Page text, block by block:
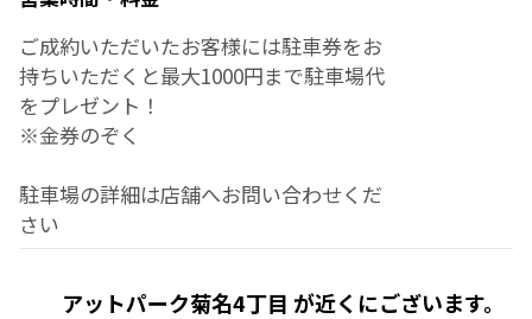
ご成約いただいたお客様には駐車券をお
持ちいただくと最大1000円まで駐車場代
をプレゼント！
※金券のぞく
駐車場の詳細は店舗へお問い合わせくだ
さい
アットパーク菊名4丁目 が近くにございます。